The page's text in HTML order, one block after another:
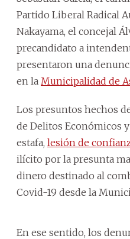
Partido Liberal Radical
Nakayama, el concejal
precandidato a
presentaron una
en la Municipalidad de
Los presuntos hechos
de Delitos Económicos
estafa, lesión de
ilícito por la presunta
dinero destinado al
Covid-19 desde la
En ese sentido, los